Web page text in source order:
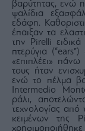
βαρύτητας, ενώ
ψαλίδια
εδάφη.
έπαιξαν τα
την Pirelli ειδικά
πτερύγια
«επιπλέει»
τους ήταν
ενώ το πέλμα
Intermedio
ράλι,
τεχνολογίας
κειμένων της